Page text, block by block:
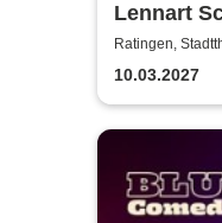
Lennart
Ratingen,
10.03.2027